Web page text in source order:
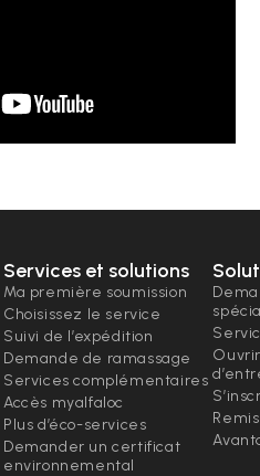
Services et solutions
Ma première soumission
Choisissez le service
Suivi de l’expédition
Demande de ramassage
Services complémentaires
Accès myalfaloc
Plus d’éco-services
Demander un certificat
environnemental